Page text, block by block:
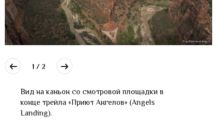
1 / 2
Вид на каньон со смотровой площадки в
конце трейла «Приют Ангелов» (Angels
Landing).